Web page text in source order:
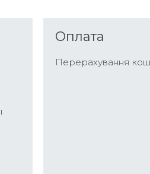
Оплата
Перерахування